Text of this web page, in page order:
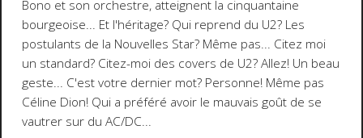
Bono et son orchestre, atteignent la cinquantaine
bourgeoise... Et l'héritage? Qui reprend du U2? Les
postulants de la Nouvelles Star? Même pas... Citez moi
un standard? Citez-moi des covers de U2? Allez! Un beau
geste... C'est votre dernier mot? Personne! Même pas
Céline Dion! Qui a préféré avoir le mauvais goût de se
vautrer sur du AC/DC...